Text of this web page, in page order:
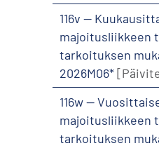
116v --
majoitusliikkeen
tarkoituksen
2026M06*
116w --
majoitusliikkeen
tarkoituksen